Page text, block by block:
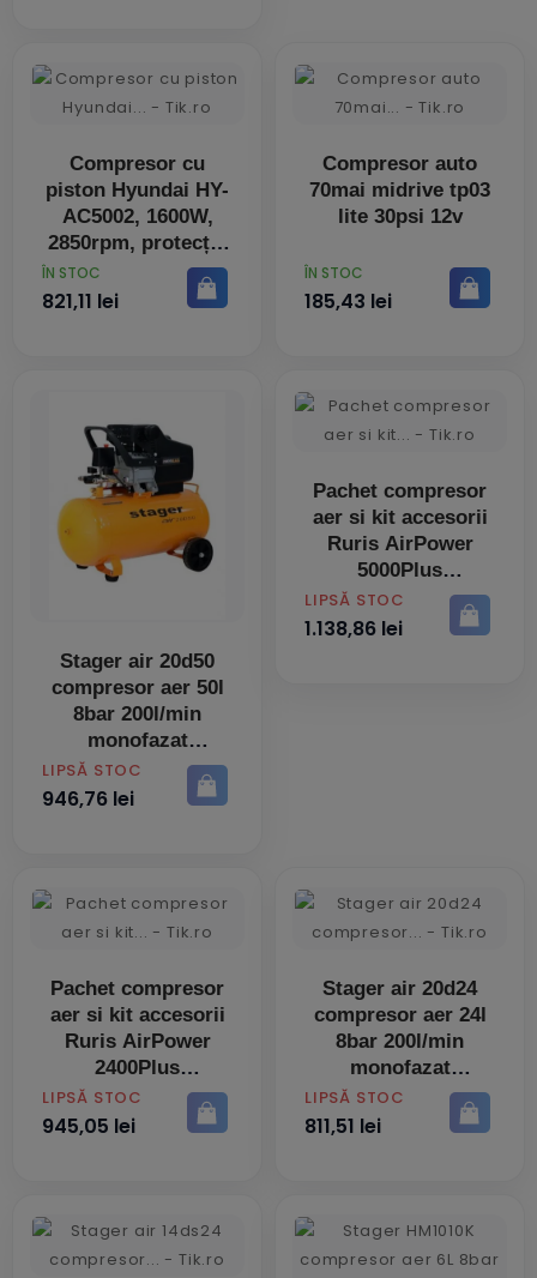
Compresor cu
piston Hyundai HY-
AC5002, 1600W,
2850rpm, protecție
la suprasarcina
PRET
ÎN STOC
821,11 lei
Compresor auto
70mai midrive tp03
lite 30psi 12v
PRET
ÎN STOC
185,43 lei
Stager air 20d50
compresor aer 50l
8bar 200l/min
monofazat
angrenare
PRET
LIPSĂ STOC
946,76 lei
Pachet compresor
aer si kit accesorii
Ruris AirPower
5000Plus
PRET
LIPSĂ STOC
1.138,86 lei
Pachet compresor
aer si kit accesorii
Ruris AirPower
2400Plus
PRET
LIPSĂ STOC
945,05 lei
Stager air 20d24
compresor aer 24l
8bar 200l/min
monofazat
angrenare
PRET
LIPSĂ STOC
811,51 lei